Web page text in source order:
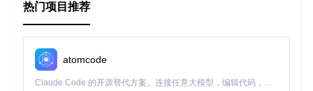
热门项目推荐
atomcode
Claude Code 的开源替代方案。连接任意大模型，编辑代码，运行命令，自动验证 — 全自动执行。用 Rust 构建，极致性能。 ｜ An open-source alternative to Claude Code. Connect any LLM, edit code, run commands, and verify changes — autonomously. Built in Rust for speed. Get Started